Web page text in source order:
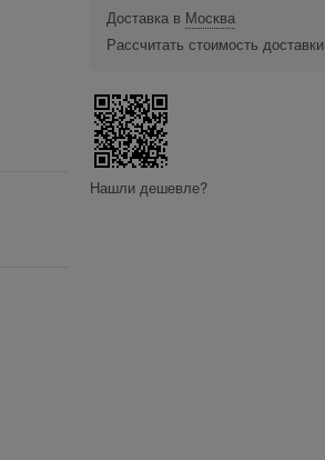
Доставка в Москва
Рассчитать стоимость доставки
Нашли дешевле?